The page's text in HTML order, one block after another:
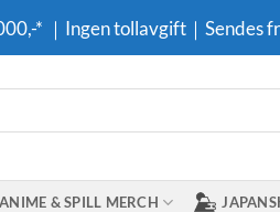
* ｜Ingen tollavgift｜Sendes
ANIME & SPILL MERCH